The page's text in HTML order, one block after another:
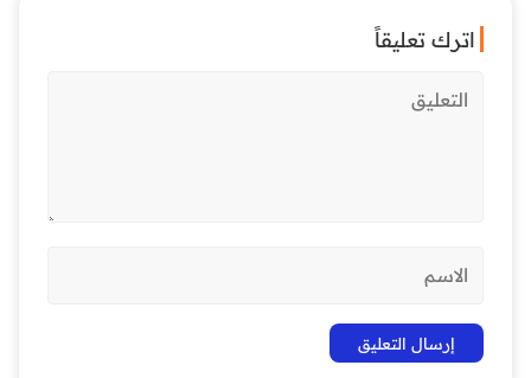
اترك تعليقاً